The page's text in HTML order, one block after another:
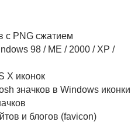
с PNG сжатием
98 / ME / 2000 / XP /
X иконок
значков в Windows иконки
и блогов (favicon)